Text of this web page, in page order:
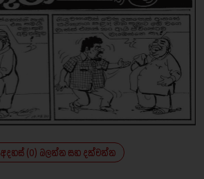
අදහස් (0) බලන්න සහ දක්වන්න